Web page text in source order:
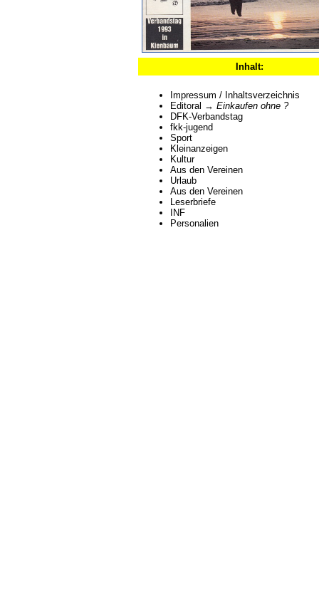
Inhalt:
Impressum / Inhaltsverzeichnis
Editoral → Einkaufen ohne ?
DFK-Verbandstag
fkk-jugend
Sport
Kleinanzeigen
Kultur
Aus den Vereinen
Urlaub
Aus den Vereinen
Leserbriefe
INF
Personalien